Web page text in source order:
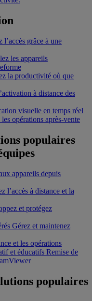
l’accès grâce à une
les appareils
la productivité où que
à distance des
visuelle en temps réel
opérations après-vente
populaires
appareils depuis
l’accès à distance et la
et protégez
Gérez et maintenez
et les opérations
et éducatifs Remise de
populaires